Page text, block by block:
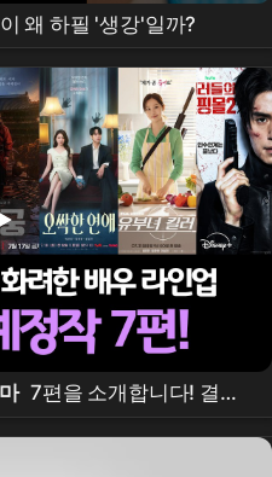
왜 하필 '생강'일까?
7편을 소개합니다! 결혼
림, 동궁 , 오싹한연애, 유